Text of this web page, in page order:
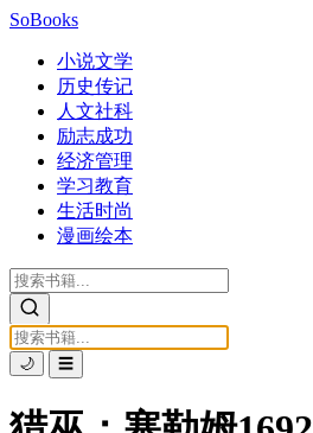
SoBooks
小说文学
历史传记
人文社科
励志成功
经济管理
学习教育
生活时尚
漫画绘本
🌙 ☰